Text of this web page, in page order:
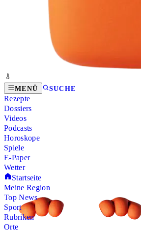
MENÜ SUCHE
Rezepte
Dossiers
Videos
Podcasts
Horoskope
Spiele
E-Paper
Wetter
Startseite
Meine Region
Top News
Sport
Rubriken
Orte